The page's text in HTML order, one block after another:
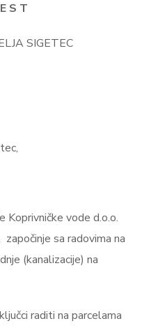
S T
SIGETEC
Koprivničke vode d.o.o.
sa radovima na
(kanalizacije) na
raditi na parcelama